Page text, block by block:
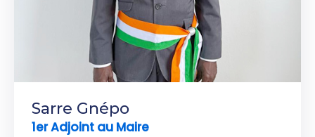
Sarre Gnépo
1er Adjoint au Maire